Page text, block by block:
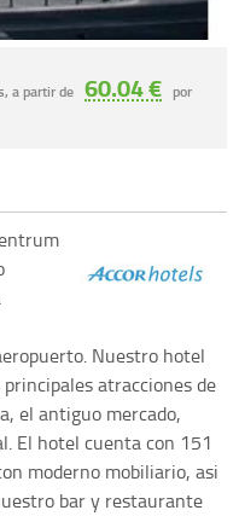
a partir de 60.04 € por
Nuestro hotel
atracciones de
el antiguo mercado,
El hotel cuenta con 151
moderno mobiliario, asi
bar y restaurante